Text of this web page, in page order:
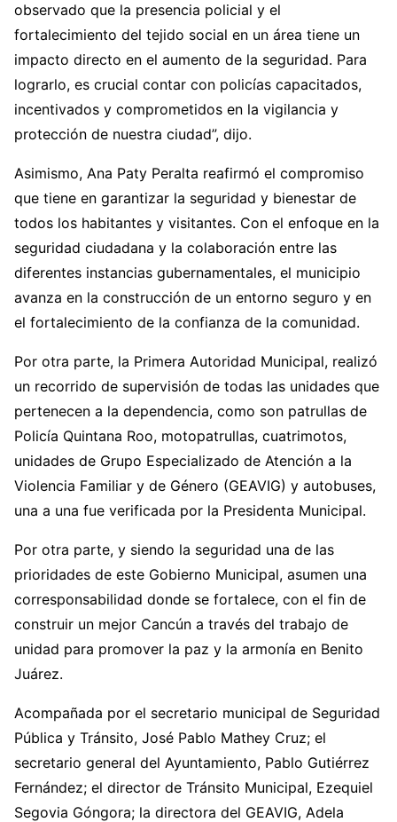
observado que la presencia policial y el
fortalecimiento del tejido social en un área tiene un
impacto directo en el aumento de la seguridad. Para
lograrlo, es crucial contar con policías capacitados,
incentivados y comprometidos en la vigilancia y
protección de nuestra ciudad”, dijo.
Asimismo, Ana Paty Peralta reafirmó el compromiso
que tiene en garantizar la seguridad y bienestar de
todos los habitantes y visitantes. Con el enfoque en la
seguridad ciudadana y la colaboración entre las
diferentes instancias gubernamentales, el municipio
avanza en la construcción de un entorno seguro y en
el fortalecimiento de la confianza de la comunidad.
Por otra parte, la Primera Autoridad Municipal, realizó
un recorrido de supervisión de todas las unidades que
pertenecen a la dependencia, como son patrullas de
Policía Quintana Roo, motopatrullas, cuatrimotos,
unidades de Grupo Especializado de Atención a la
Violencia Familiar y de Género (GEAVIG) y autobuses,
una a una fue verificada por la Presidenta Municipal.
Por otra parte, y siendo la seguridad una de las
prioridades de este Gobierno Municipal, asumen una
corresponsabilidad donde se fortalece, con el fin de
construir un mejor Cancún a través del trabajo de
unidad para promover la paz y la armonía en Benito
Juárez.
Acompañada por el secretario municipal de Seguridad
Pública y Tránsito, José Pablo Mathey Cruz; el
secretario general del Ayuntamiento, Pablo Gutiérrez
Fernández; el director de Tránsito Municipal, Ezequiel
Segovia Góngora; la directora del GEAVIG, Adela